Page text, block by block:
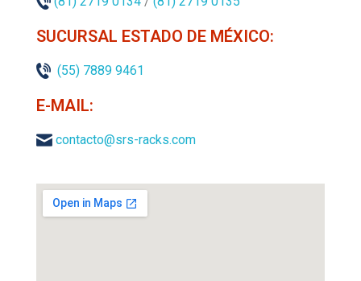
SUCURSAL ESTADO DE MÉXICO:
(55) 7889 9461
E-MAIL:
contacto@srs-racks.com